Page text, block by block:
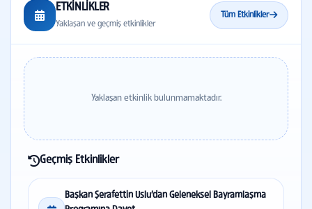
ETKİNLİKLER
Yaklaşan ve geçmiş etkinlikler
Tüm Etkinlikler
Yaklaşan etkinlik bulunmamaktadır.
Geçmiş Etkinlikler
Başkan Şerafettin Uslu’dan Geleneksel Bayramlaşma